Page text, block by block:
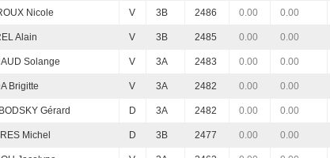
Nicole V 3B 2486 0.00 0.00
Alain V 3B 2485 0.00 0.00
Solange V 3A 2483 0.00 0.00
Brigitte V 3A 2482 0.00 0.00
Gérard D 3A 2482 0.00 0.00
Michel D 3B 2477 0.00 0.00